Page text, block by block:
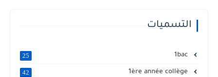
التسميات
1bac
25
42